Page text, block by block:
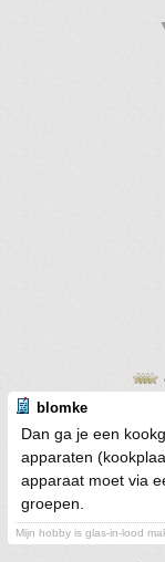
blomke
Dan ga je een
apparaten
apparaat moet via
groepen.
Mijn hobby is glas-in-lood